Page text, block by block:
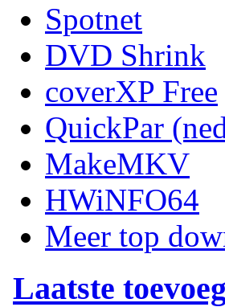
Spotnet
DVD Shrink
coverXP Free
QuickPar
MakeMKV
HWiNFO64
Meer top
Laatste